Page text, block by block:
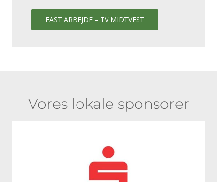
FAST ARBEJDE – TV MIDTVEST
Vores lokale sponsorer